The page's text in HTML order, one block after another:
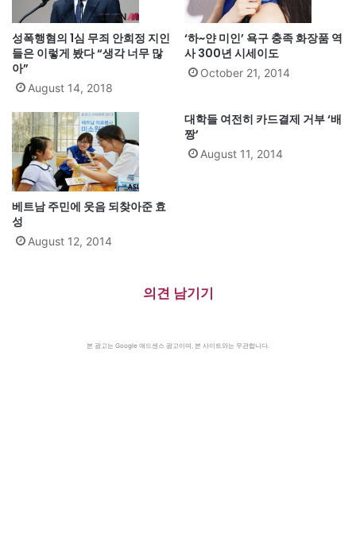
성폭행혐의 1심 무죄 안희정 지인
들은 이렇게 봤다 “생각 너무 많
아”
August 14, 2018
‘하~얀 미인’ 욕구 충족 화장품 역
사 300년 시세이도
October 21, 2014
베트남 주민에 웃음 되찾아준 효
성
August 12, 2014
대학들 여전히 카드결제 거부 ‘배
짱’
August 11, 2014
의견 남기기
본 광고는 Google 애드센스 광고이며, 본 사이트와는 무관합니다.